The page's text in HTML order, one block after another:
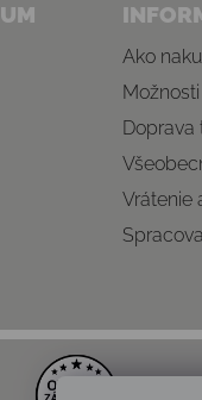
Ako
Doprava
Vrátenie